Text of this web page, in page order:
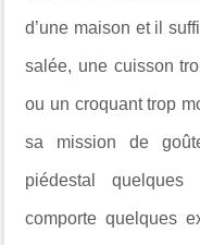
d’une maison et il
salée, une cuisson
ou un croquant trop
sa mission de
piédestal quelques
comporte quelques